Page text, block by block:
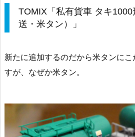
TOMIX「私有貨車 タキ
送・米タン）」
新たに追加するのだから米タンに
すが、なぜか米タン。